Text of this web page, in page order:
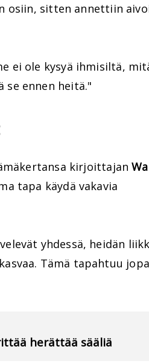
osiin, sitten annettiin
ei ole kysyä ihmisiltä,
se ennen heitä."
kirjoittajan
tapa käydä vakavia
yhdessä, heidän
Tämä tapahtuu
herättää sääliä